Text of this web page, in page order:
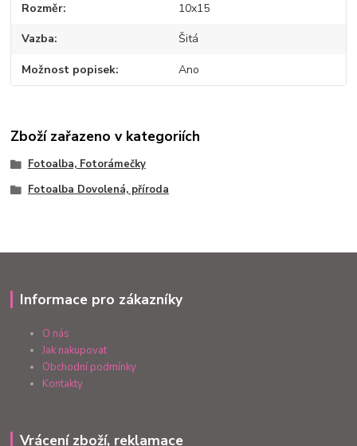
Rozměr 10x15
Vazba Šitá
Možnost popisek Ano
Zboží zařazeno v kategoriích
Fotoalba, Fotorámečky
Fotoalba Dovolená, příroda
Informace pro zákazníky
O nás
Jak nakupovat
Obchodní podmínky
Kontakty
Vrácení zboží, reklamace